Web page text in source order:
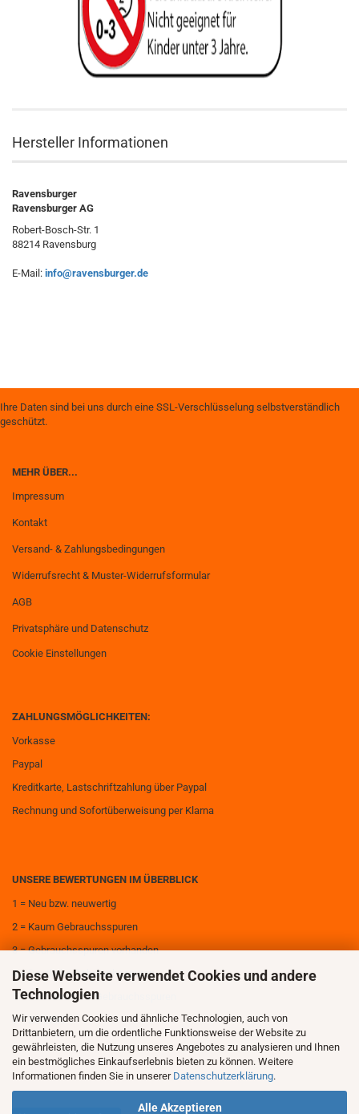
Diese Webseite verwendet Cookies und andere
Technologien
Wir verwenden Cookies und ähnliche Technologien, auch von
Drittanbietern, um die ordentliche Funktionsweise der Website zu
gewährleisten, die Nutzung unseres Angebotes zu analysieren und Ihnen
ein bestmögliches Einkaufserlebnis bieten zu können. Weitere
Informationen finden Sie in unserer Datenschutzerklärung.
Alle Akzeptieren
Hersteller Informationen
Ravensburger
Ravensburger AG
Robert-Bosch-Str. 1
88214 Ravensburg
E-Mail: info@ravensburger.de
Ihre Daten sind bei uns durch eine SSL-Verschlüsselung selbstverständlich
geschützt.
MEHR ÜBER...
Impressum
Kontakt
Versand- & Zahlungsbedingungen
Widerrufsrecht & Muster-Widerrufsformular
AGB
Privatsphäre und Datenschutz
Cookie Einstellungen
ZAHLUNGSMÖGLICHKEITEN:
Vorkasse
Paypal
Kreditkarte, Lastschriftzahlung über Paypal
Rechnung und Sofortüberweisung per Klarna
UNSERE BEWERTUNGEN IM ÜBERBLICK
1 = Neu bzw. neuwertig
2 = Kaum Gebrauchsspuren
3 = Gebrauchsspuren vorhanden
4 = Deutliche Gebrauchsspuren
5 = Sehr deutliche Gebrauchsspuren
6 = Zerstört